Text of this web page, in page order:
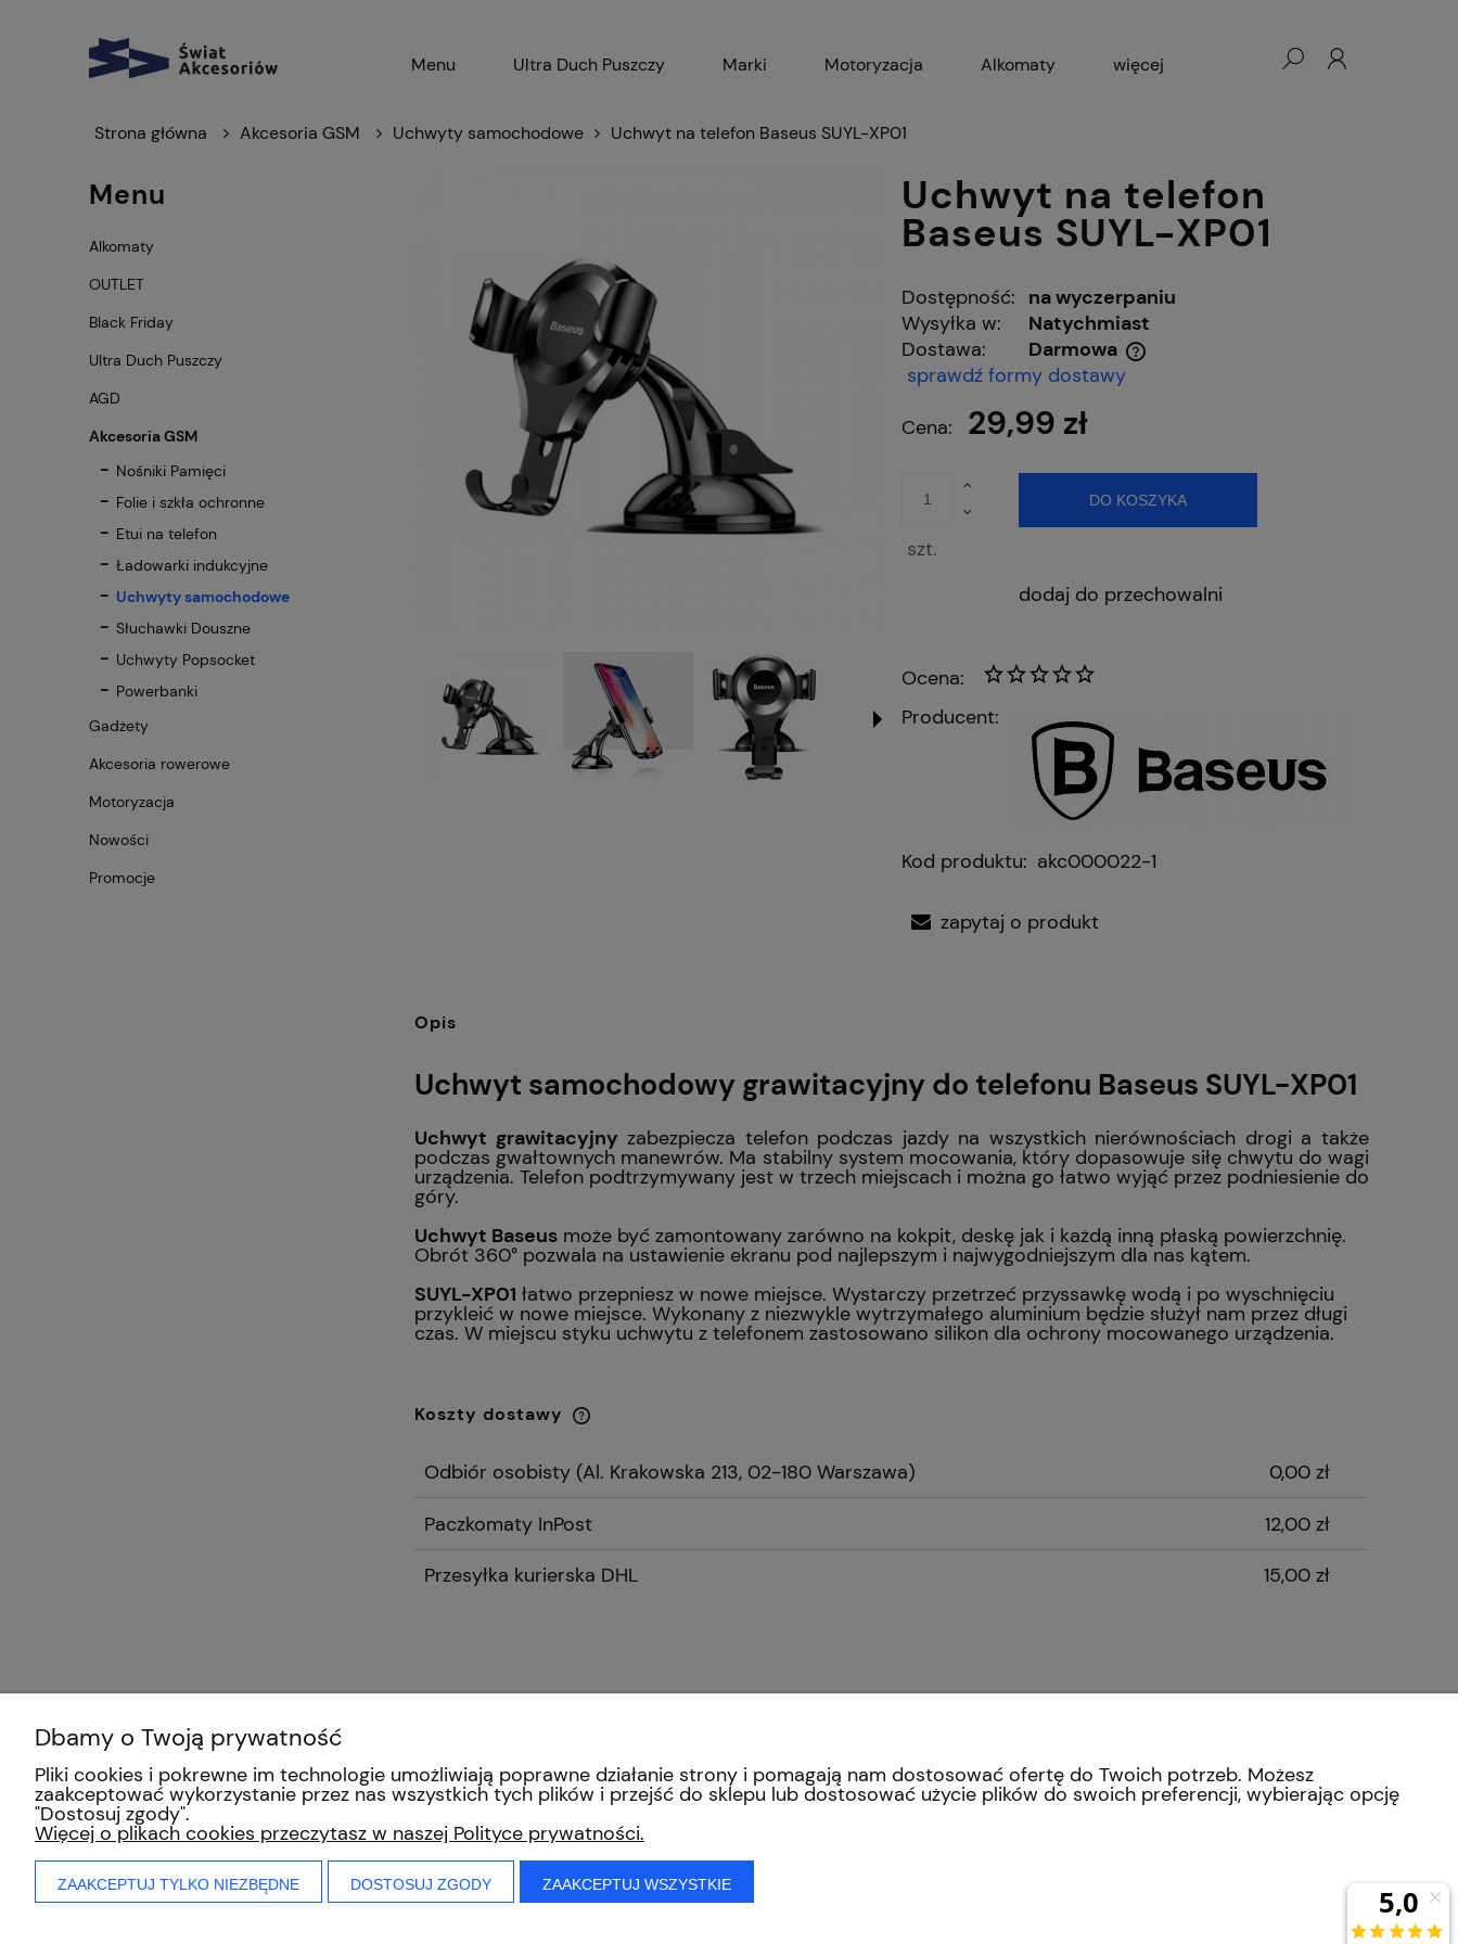
Menu Ultra Duch Puszczy Marki Motoryzacja Alkomaty więcej
Gadżety AGD
Strona główna Akcesoria GSM Uchwyty samochodowe Uchwyt na telefon Baseus SUYL-XP01
Menu
Alkomaty
OUTLET
Black Friday
Ultra Duch Puszczy
AGD
Akcesoria GSM
Nośniki Pamięci
Folie i szkła ochronne
Etui na telefon
Ładowarki indukcyjne
Uchwyty samochodowe
Słuchawki Douszne
Uchwyty Popsocket
Powerbanki
Gadżety
Akcesoria rowerowe
Motoryzacja
Nowości
Promocje
Uchwyt na telefon
Baseus SUYL-XP01
Dostępność: na wyczerpaniu
Wysyłka w:
Natychmiast
Dostawa:
Darmowa
płatności
sprawdź formy dostawy
Cena:
29,99 zł
szt.
DO KOSZYKA
dodaj do przechowalni
Ocena:
Producent:
Kod produktu: akc000022-1
zapytaj o produkt
Opis
Uchwyt samochodowy grawitacyjny do telefonu Baseus SUYL-XP01
Uchwyt grawitacyjny zabezpiecza telefon podczas jazdy na wszystkich nierównościach drogi a także
podczas gwałtownych manewrów. Ma stabilny system mocowania, który dopasowuje siłę chwytu do wagi
urządzenia. Telefon podtrzymywany jest w trzech miejscach i można go łatwo wyjąć przez podniesienie do
góry.
Uchwyt Baseus może być zamontowany zarówno na kokpit, deskę jak i każdą inną płaską powierzchnię.
Obrót 360° pozwala na ustawienie ekranu pod najlepszym i najwygodniejszym dla nas kątem.
SUYL-XP01 łatwo przepniesz w nowe miejsce. Wystarczy przetrzeć przyssawkę wodą i po wyschnięciu
przykleić w nowe miejsce. Wykonany z niezwykle wytrzymałego aluminium będzie służył nam przez długi
czas. W miejscu styku uchwytu z telefonem zastosowano silikon dla ochrony mocowanego urządzenia.
Koszty dostawy
Cena nie zawiera ewentualnych
Odbiór osobisty (Al. Krakowska 213, 02-180 Warszawa)
0,00 zł
Paczkomaty InPost
12,00 zł
Przesyłka kurierska DHL
15,00 zł
Regulamin sklepu
Polityka prywatności
Formy płatności
Zwroty
Przechowalnia
Dbamy o Twoją prywatność
Pliki cookies i pokrewne im technologie umożliwiają poprawne działanie strony i pomagają nam dostosować ofertę do Twoich potrzeb. Możesz
zaakceptować wykorzystanie przez nas wszystkich tych plików i przejść do sklepu lub dostosować użycie plików do swoich preferencji, wybierając opcję
"Dostosuj zgody".
Więcej o plikach cookies przeczytasz w naszej Polityce prywatności.
ZAAKCEPTUJ TYLKO NIEZBĘDNE DOSTOSUJ ZGODY ZAAKCEPTUJ WSZYSTKIE